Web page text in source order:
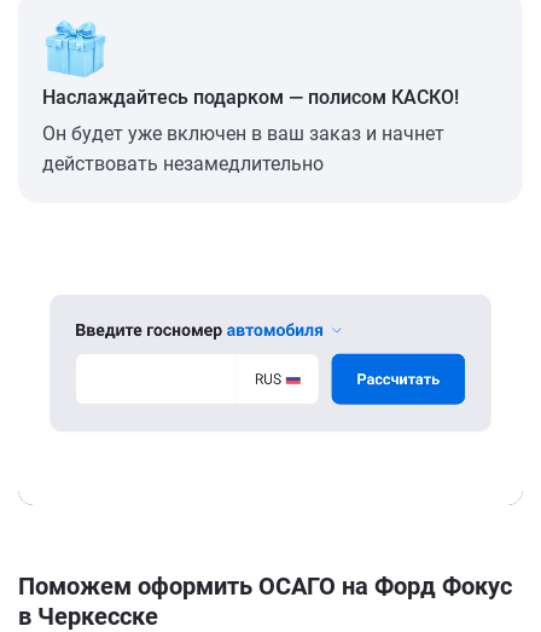
Наслаждайтесь подарком — полисом КАСКО!
Он будет уже включен в ваш заказ и начнет
действовать незамедлительно
Поможем оформить ОСАГО на Форд Фокус
в Черкесске